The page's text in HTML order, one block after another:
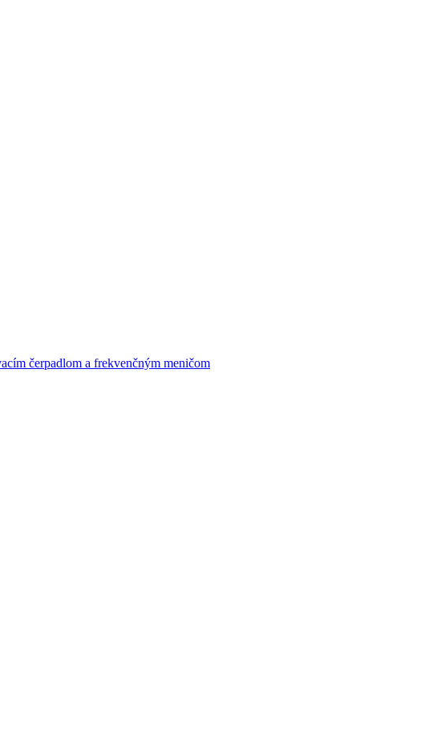
čerpadlom a frekvenčným meničom